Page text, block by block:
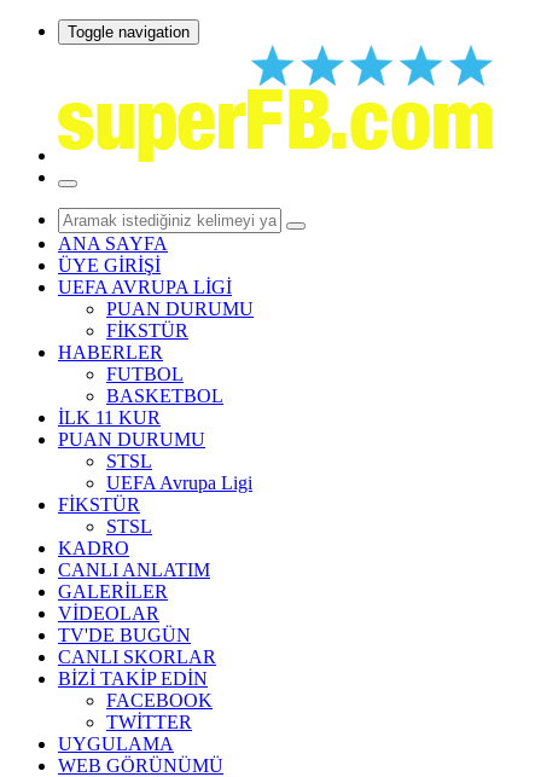
Toggle navigation
ANA SAYFA
ÜYE GİRİŞİ
UEFA AVRUPA LİGİ
PUAN DURUMU
FİKSTÜR
HABERLER
FUTBOL
BASKETBOL
İLK 11 KUR
PUAN DURUMU
STSL
UEFA Avrupa Ligi
FİKSTÜR
STSL
KADRO
CANLI ANLATIM
GALERİLER
VİDEOLAR
TV'DE BUGÜN
CANLI SKORLAR
BİZİ TAKİP EDİN
FACEBOOK
TWİTTER
UYGULAMA
WEB GÖRÜNÜMÜ